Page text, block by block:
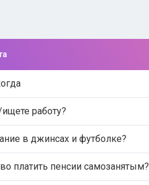
работу?
в джинсах и футболке?
платить пенсии самозанятым?